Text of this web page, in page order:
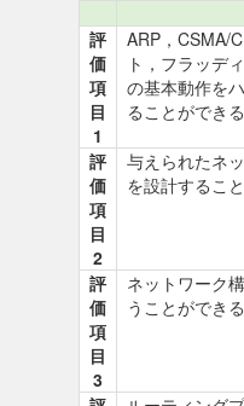
評
価
項
目
1
ARP，CSMA/
ト，フラッデ
の基本動作を
ることができる
評
価
項
目
2
与えられたネ
を設計するこ
評
価
項
目
3
ネットワーク
うことができる